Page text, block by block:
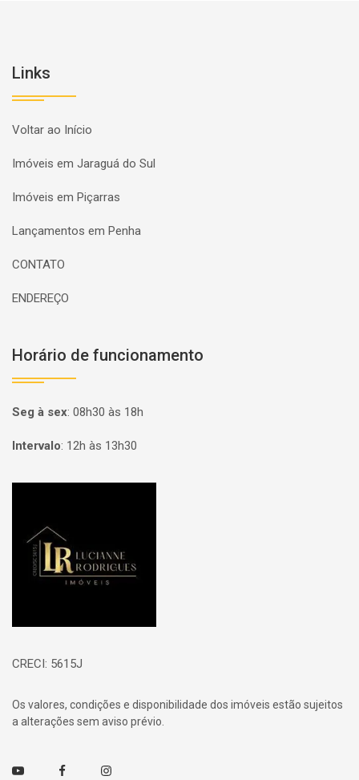
Links
Voltar ao Início
Imóveis em Jaraguá do Sul
Imóveis em Piçarras
Lançamentos em Penha
CONTATO
ENDEREÇO
Horário de funcionamento
Seg à sex: 08h30 às 18h
Intervalo: 12h às 13h30
CRECI: 5615J
Os valores, condições e disponibilidade dos imóveis estão sujeitos
a alterações sem aviso prévio.
Youtube FacebookInstagram